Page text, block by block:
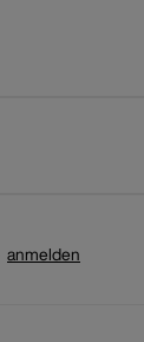
anmelden